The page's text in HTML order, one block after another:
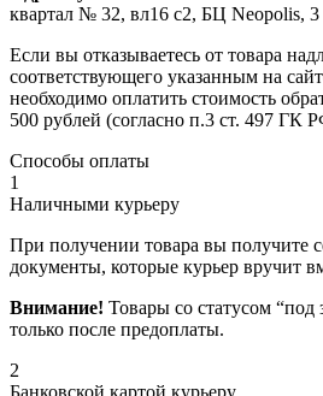
квартал № 32, вл16 с2, БЦ Neopolis, 3
Если вы отказываетесь от товара
соответствующего указанным на
необходимо оплатить стоимость
500 рублей (согласно п.3 ст. 497 ГК
Способы оплаты
1
Наличными курьеру
При получении товара вы получите
документы, которые курьер вручит
Внимание! Товары со статусом “под
только после предоплаты.
2
Банковской картой курьеру